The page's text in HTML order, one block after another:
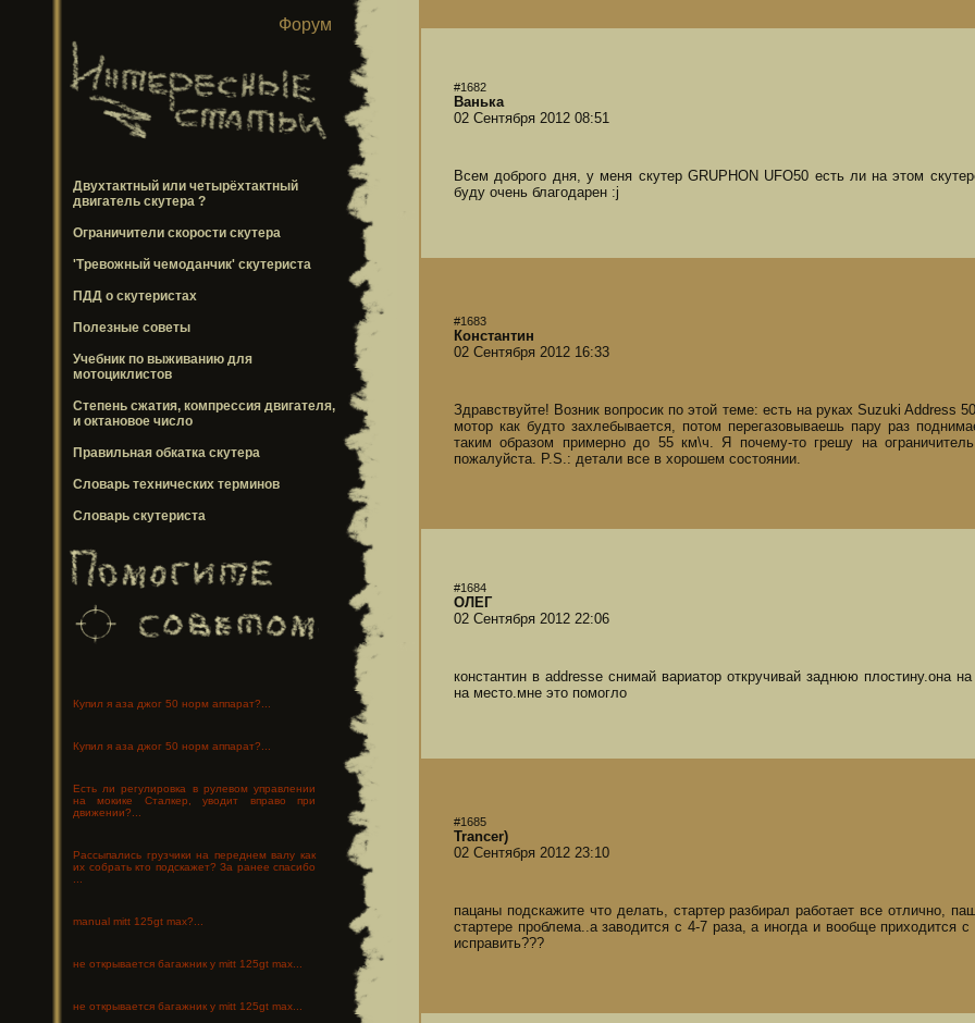
Форум
Двухтактный или четырёхтактный
двигатель скутера ?
Ограничители скорости скутера
'Тревожный чемоданчик' скутериста
ПДД о скутеристах
Полезные советы
Учебник по выживанию для
мотоциклистов
Степень сжатия, компрессия двигателя,
и октановое число
Правильная обкатка скутера
Словарь технических терминов
Словарь скутериста
Купил я аза джог 50 норм аппарат?...
Купил я аза джог 50 норм аппарат?...
Есть ли регулировка в рулевом управлении
на мокике Сталкер, уводит вправо при
движении?...
Рассыпались грузчики на переднем валу как
их собрать кто подскажет? За ранее спасибо
...
manual mitt 125gt max?...
не открывается багажник у mitt 125gt max...
не открывается багажник у mitt 125gt max...
#1682
Ванька
02 Сентября 2012 08:51
Всем доброго дня, у меня скутер GRUPHON UFO50 есть ли на этом
буду очень благодарен :j
#1683
Константин
02 Сентября 2012 16:33
Здравствуйте! Возник вопросик по этой теме: есть на руках Suzuki Address
мотор как будто захлебывается, потом перегазовываешь пару раз
таким образом примерно до 55 км\ч. Я почему-то грешу на
пожалуйста. P.S.: детали все в хорошем состоянии.
#1684
ОЛЕГ
02 Сентября 2012 22:06
константин в addresse снимай вариатор откручивай заднюю плостину.она
на место.мне это помогло
#1685
Trancer)
02 Сентября 2012 23:10
пацаны подскажите что делать, стартер разбирал работает все отлично,
стартере проблема..а заводится с 4-7 раза, а иногда и вообще приходится
исправить???